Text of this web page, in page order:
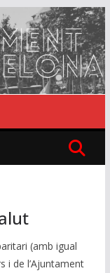
(amb igual
i de l’Ajuntament